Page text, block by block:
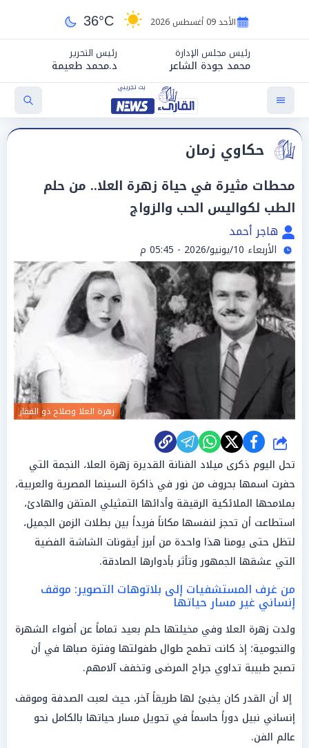
الأحد 09 أغسطس 2026 36°C
رئيس مجلس الإدارة
محمد جودة الشاعر
رئيس التحرير
د.محمد طعيمة
حكاوي زمان
محطات مثيرة في حياة زهرة العلا.. من حلم
الطب لكواليس الحب والزواج
هاجر أحمد
الأربعاء 10/يونيو/2026 - 05:45 م
زهرة العلا وصلاح ذو الفقار
شارك
تحل اليوم ذكرى ميلاد الفنانة القديرة زهرة العلا، النجمة التي
حفرت اسمها بحروف من نور في ذاكرة السينما المصرية والعربية،
بملامحها الملائكية الرقيقة وأدائها التمثيلي المتقن والهادئ،
استطاعت أن تحجز لنفسها مكاناً فريداً بين بطلات الزمن الجميل،
لتظل حتى يومنا هذا واحدة من أبرز أيقونات الشاشة الفضية
التي عشقها الجمهور وتأثر بأدوارها الصادقة.
من غرف المستشفيات إلى بلاتوهات التصوير: موقف
إنساني غير مسار حياتها
ولدت زهرة العلا وفي مخيلتها حلم بعيد تماماً عن أضواء الشهرة
والنجومية؛ إذ كانت تطمح طوال طفولتها وفترة صباها في أن
تصبح طبيبة تداوي جراح المرضى وتخفف آلامهم.
إلا أن القدر كان يخبئ لها طريقاً آخر، حيث لعبت الصدفة وموقف
إنساني نبيل دوراً حاسماً في تحويل مسار حياتها بالكامل نحو
عالم الفن.